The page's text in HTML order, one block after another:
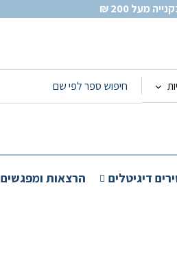
מעל 200 ₪
דיגיטלים הרצאות ומפגשים